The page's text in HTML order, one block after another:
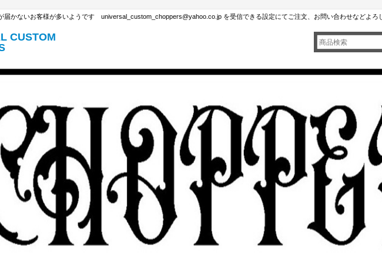
届かないお客様が多いようです universal_custom_choppers@yahoo.co.jp を受信できる設定にてご注文、お問い合わせなどよろ
CUSTOM